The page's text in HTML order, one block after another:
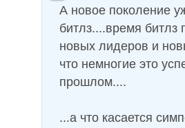
А новое поколение
битлз....время битлз
новых лидеров и
что немногие это
прошлом....
...а что касается